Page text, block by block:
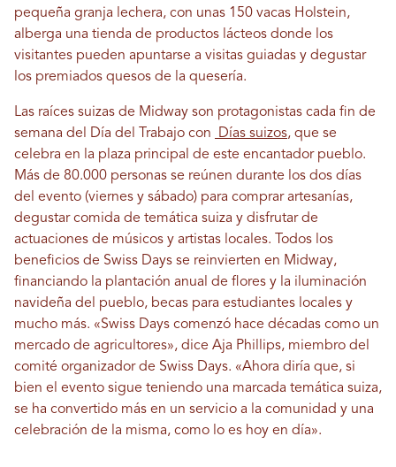
pequeña granja lechera, con unas 150 vacas Holstein,
alberga una tienda de productos lácteos donde los
visitantes pueden apuntarse a visitas guiadas y degustar
los premiados quesos de la quesería.
Las raíces suizas de Midway son protagonistas cada fin de
semana del Día del Trabajo con
Días suizos, que se
celebra en la plaza principal de este encantador pueblo.
Más de 80.000 personas se reúnen durante los dos días
del evento (viernes y sábado) para comprar artesanías,
degustar comida de temática suiza y disfrutar de
actuaciones de músicos y artistas locales. Todos los
beneficios de Swiss Days se reinvierten en Midway,
financiando la plantación anual de flores y la iluminación
navideña del pueblo, becas para estudiantes locales y
mucho más. «Swiss Days comenzó hace décadas como un
mercado de agricultores», dice Aja Phillips, miembro del
comité organizador de Swiss Days. «Ahora diría que, si
bien el evento sigue teniendo una marcada temática suiza,
se ha convertido más en un servicio a la comunidad y una
celebración de la misma, como lo es hoy en día».